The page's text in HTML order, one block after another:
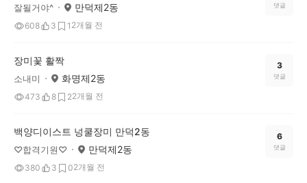
잘될거야^ 만덕제2동
608 3 1 2개월 전
댓글
장미꽃 활짝
소내미 화명제2동
473 8 22개월 전
3
댓글
백양디이스트 넝쿨장미 만덕2동
♡합격기원♡ 만덕제2동
380 3 02개월 전
6
댓글